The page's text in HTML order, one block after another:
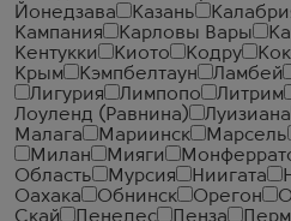
Йонедзава
Казань
Кампания
Карловы Вары
Кентукки
Киото Кодру
Крым
Кэмпбелтаун Ламбей
Лигурия
Лимпопо Литрим
Лоуленд (Равнина)
Луизиана
Малага
Мариинск Марсель
Милан
Мияги
Область
Мурсия Ниигата
Оахака
Обнинск Орегон